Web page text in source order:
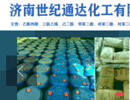
公司首页
公司介绍